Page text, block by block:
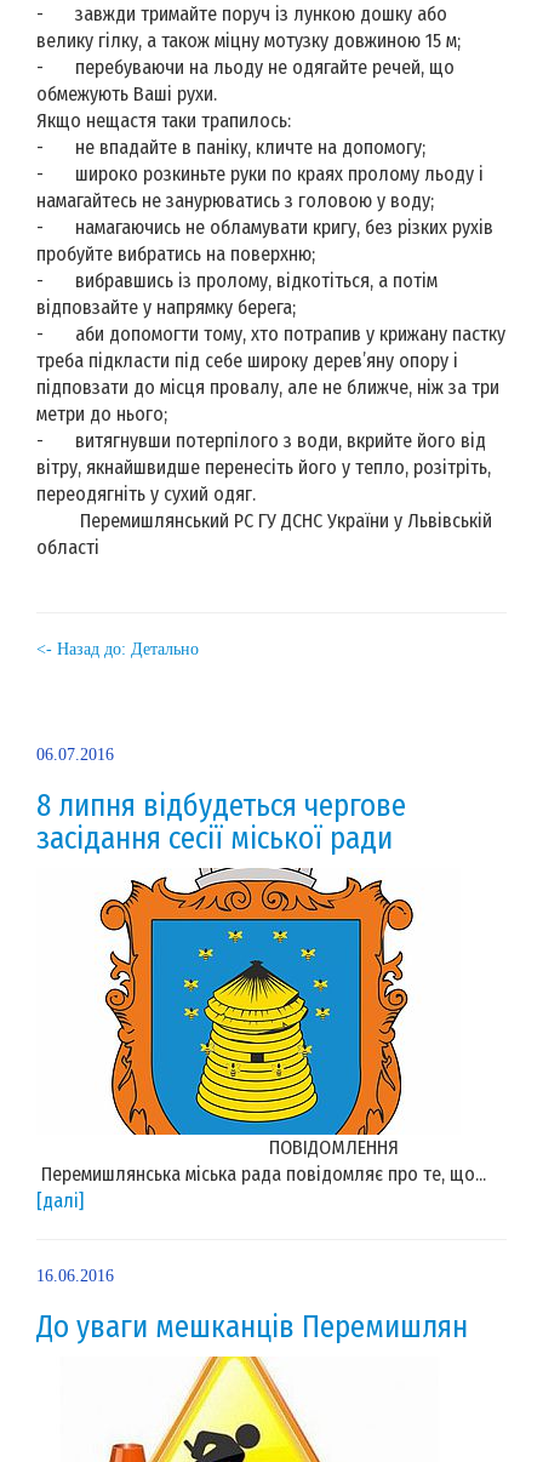
-
завжди тримайте поруч із лункою дошку або
велику гілку, а також міцну мотузку довжиною 15 м;
-
перебуваючи на льоду не одягайте речей, що
обмежують Ваші рухи.
Якщо нещастя таки трапилось:
-
не впадайте в паніку, кличте на допомогу;
-
широко розкиньте руки по краях пролому льоду і
намагайтесь не занурюватись з головою у воду;
-
намагаючись не обламувати кригу, без різких рухів
пробуйте вибратись на поверхню;
-
вибравшись із пролому, відкотіться, а потім
відповзайте у напрямку берега;
-
аби допомогти тому, хто потрапив у крижану пастку
треба підкласти під себе широку дерев’яну опору і
підповзати до місця провалу, але не ближче, ніж за три
метри до нього;
-
витягнувши потерпілого з води, вкрийте його від
вітру, якнайшвидше перенесіть його у тепло, розітріть,
переодягніть у сухий одяг.
Перемишлянський РС ГУ ДСНС України у Львівській
області
<- Назад до: Детально
06.07.2016
8 липня відбудеться чергове
засідання сесії міської ради
ПОВІДОМЛЕННЯ
Перемишлянська міська рада повідомляє про те, що...
[далі]
16.06.2016
До уваги мешканців Перемишлян